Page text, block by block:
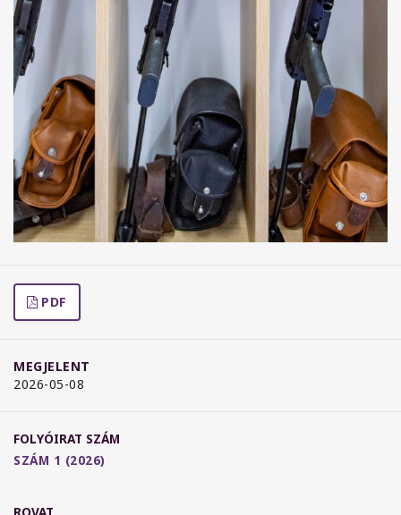
PDF
MEGJELENT
2026-05-08
FOLYÓIRAT SZÁM
SZÁM 1 (2026)